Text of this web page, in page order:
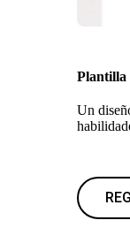
Plantilla
Un